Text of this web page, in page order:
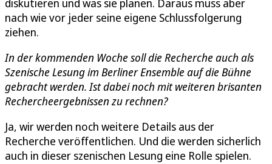
diskutieren und was sie planen. Daraus muss aber
nach wie vor jeder seine eigene Schlussfolgerung
ziehen.
In der kommenden Woche soll die Recherche auch als
Szenische Lesung im Berliner Ensemble auf die Bühne
gebracht werden. Ist dabei noch mit weiteren brisanten
Rechercheergebnissen zu rechnen?
Ja, wir werden noch weitere Details aus der
Recherche veröffentlichen. Und die werden sicherlich
auch in dieser szenischen Lesung eine Rolle spielen.